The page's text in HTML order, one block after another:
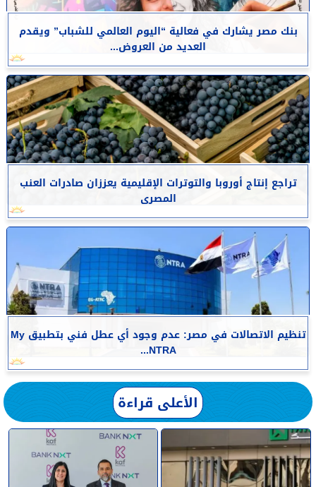
بنك مصر يشارك في فعالية “اليوم العالمي للشباب” ويقدم
العديد من العروض...
تراجع إنتاج أوروبا والتوترات الإقليمية يعززان صادرات العنب
المصرى
تنظيم الاتصالات في مصر: عدم وجود أي عطل فني بتطبيق My
NTRA...
الأعلى قراءة